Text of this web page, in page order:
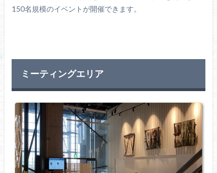
150名規模のイベントが開催できます。
ミーティングエリア